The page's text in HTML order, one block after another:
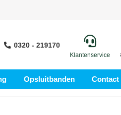
0320 - 219170
Klantenservice
Opsluitbanden Contact